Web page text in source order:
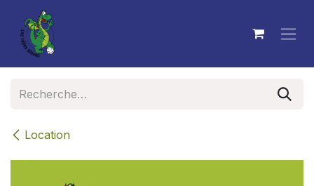
Se rendre au contenu
Location